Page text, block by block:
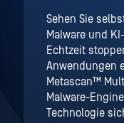
Sehen Sie
Malware und
Echtzeit
Anwendungen
Metascan™
Malware-
Technologie